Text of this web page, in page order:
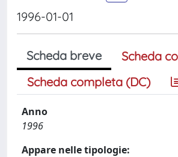
1996-01-01
Scheda breve
Scheda
Scheda completa (DC)
Anno
1996
Appare nelle tipologie: